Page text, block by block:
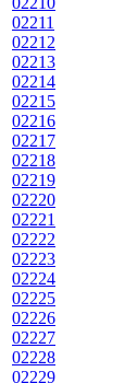
02211
02212
02213
02214
02215
02216
02217
02218
02219
02220
02221
02222
02223
02224
02225
02226
02227
02228
02229